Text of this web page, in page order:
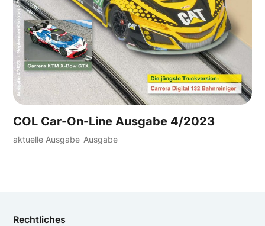
COL Car-On-Line Ausgabe 4/2023
aktuelle Ausgabe Ausgabe
Rechtliches